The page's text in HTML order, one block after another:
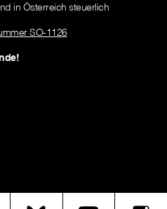
in Österreich steuerlich
SO-1126